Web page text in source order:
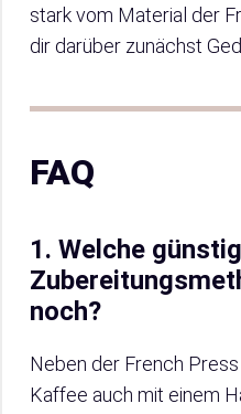
stark vom Material der
dir darüber zunächst
FAQ
1. Welche
noch?
Neben der French
Kaffee auch mit einem